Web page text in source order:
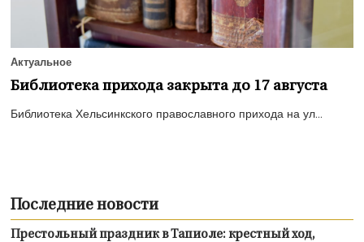
Актуальное
Библиотека прихода закрыта до 17 августа
Библиотека Хельсинкского православного прихода на ул...
Последние новости
Престольный праздник в Тапиоле: крестный ход,